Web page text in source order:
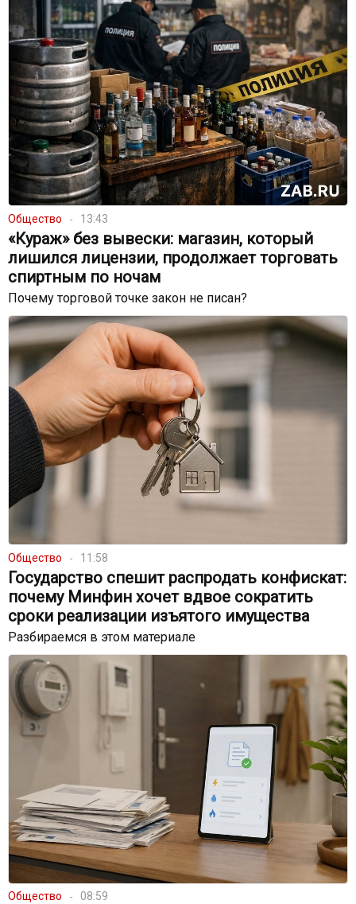
Общество 13:43
«Кураж» без вывески: магазин, который
лишился лицензии, продолжает торговать
спиртным по ночам
Почему торговой точке закон не писан?
Общество 11:58
Государство спешит распродать конфискат:
почему Минфин хочет вдвое сократить
сроки реализации изъятого имущества
Разбираемся в этом материале
Общество 08:59